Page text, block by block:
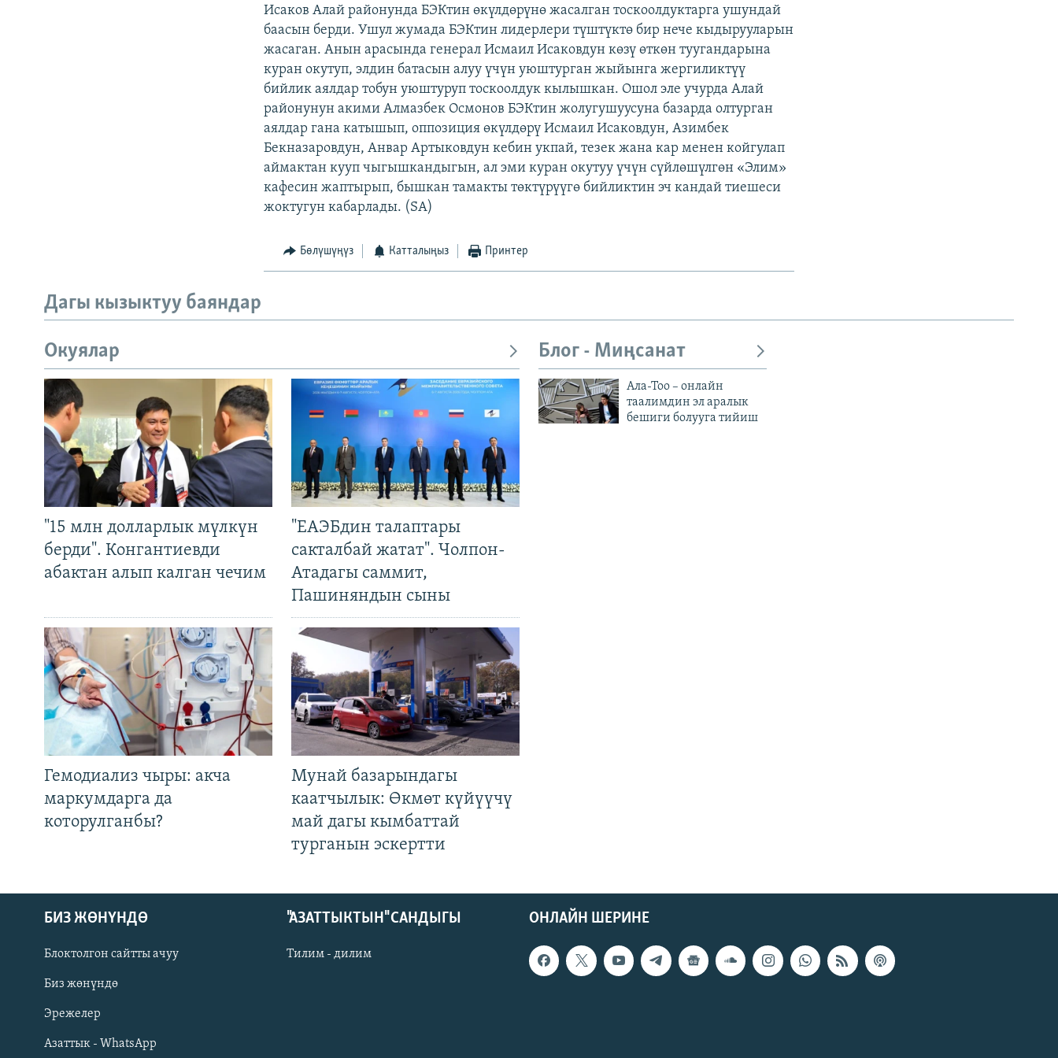
Русский
ОНЛАЙН ШЕРИНЕ
Исаков Алай районунда БЭКтин өкүлдөрүнө жасалган тоскоолдуктарга ушундай
баасын берди. Ушул жумада БЭКтин лидерлери түштүктө бир нече кыдырууларын
жасаган. Анын арасында генерал Исмаил Исаковдун көзү өткөн туугандарына
куран окутуп, элдин батасын алуу үчүн уюштурган жыйынга жергиликтүү
бийлик аялдар тобун уюштуруп тоскоолдук кылышкан. Ошол эле учурда Алай
районунун акими Алмазбек Осмонов БЭКтин жолугушуусуна базарда олтурган
аялдар гана катышып, оппозиция өкүлдөрү Исмаил Исаковдун, Азимбек
Бекназаровдун, Анвар Артыковдун кебин укпай, тезек жана кар менен койгулап
аймактан кууп чыгышкандыгын, ал эми куран окутуу үчүн сүйлөшүлгөн «Элим»
кафесин жаптырып, бышкан тамакты төктүрүүгө бийликтин эч кандай тиешеси
жоктугун кабарлады. (SA)
Бөлүшүңүз Катталыңыз Принтер
Дагы кызыктуу баяндар
Окуялар
"15 млн долларлык мүлкүн
берди". Конгантиевди
абактан алып калган чечим
"ЕАЭБдин талаптары
сакталбай жатат". Чолпон-
Атадагы саммит,
Пашиняндын сыны
Гемодиализ чыры: акча
маркумдарга да
которулганбы?
Мунай базарындагы
каатчылык: Өкмөт күйүүчү
май дагы кымбаттай
турганын эскертти
Блог - Миңсанат
Ала-Тоо – онлайн
таалимдин эл аралык
бешиги болууга тийиш
ОНЛАЙН ШЕРИНЕ
БИЗ ЖӨНҮНДӨ
Блоктолгон сайтты ачуу
Биз жөнүндө
Эрежелер
Азаттык - WhatsApp
"АЗАТТЫКТЫН" САНДЫГЫ
Тилим - дилим